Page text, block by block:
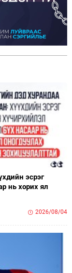
эсрэг
нь хорих ял
2026/08/04